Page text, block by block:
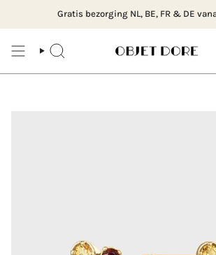
content
Gratis bezorging NL, BE, FR & DE
in Rotterdam, Hillegersberg of bestel online
ZOEK